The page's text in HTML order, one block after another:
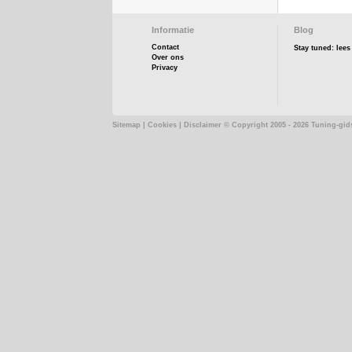
Informatie
Contact
Over ons
Privacy
Blog
Stay tuned:
Sitemap Cookies Disclaimer © Copyright 2005 - 2026 Tuning-